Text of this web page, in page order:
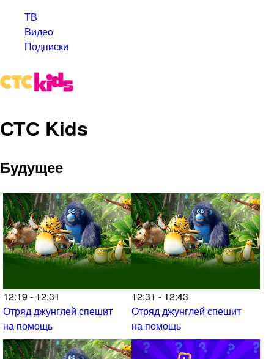
ТВ
Видео
Подписки
СТС Kids
Будущее
12:19 - 12:31
Отряд джунглей спешит
на помощь
12:31 - 12:43
Отряд джунглей спешит
на помощь